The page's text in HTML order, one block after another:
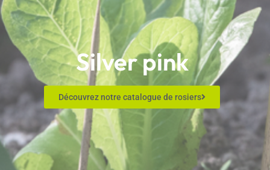
Silver pink
Découvrez notre catalogue de rosiers